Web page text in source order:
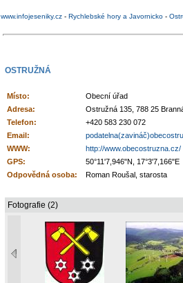
www.infojeseniky.cz - Rychlebské hory a Javornicko -
OSTRUŽNÁ
Místo:
Obecní úřad
Adresa:
Ostružná 135, 788 25
Telefon:
+420 583 230 072
Email:
WWW:
http://www.obecostruzna.cz/
GPS:
50°11'7,946"N, 17°3'7,166"E
Odpovědná osoba:
Roman Roušal, starosta
Fotografie (2)